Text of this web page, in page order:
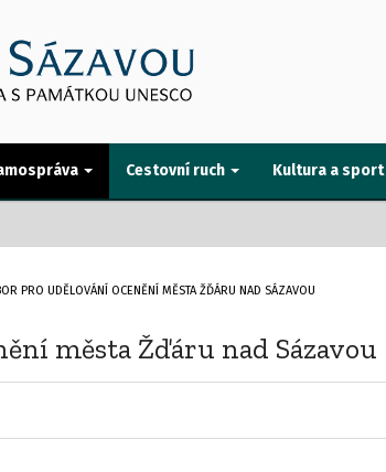
Cestovní ruch Kultura a sport
PRO UDĚLOVÁNÍ OCENĚNÍ MĚSTA ŽĎÁRU NAD SÁZAVOU
města Žďáru nad Sázavou